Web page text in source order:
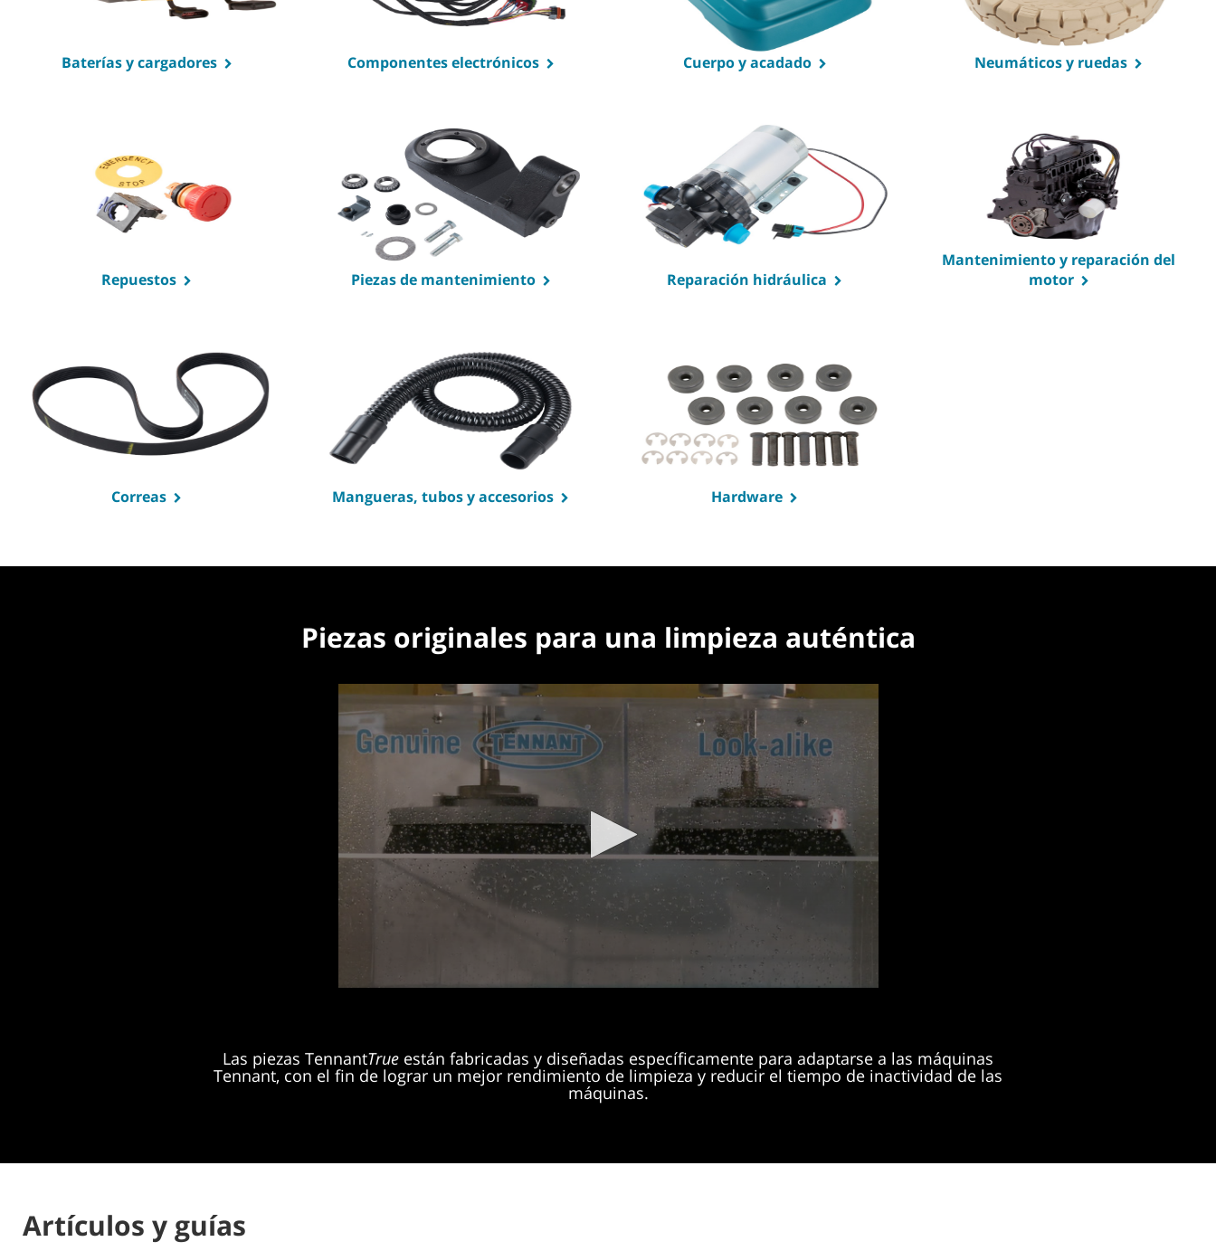
Baterías y cargadores Componentes electrónicos Cuerpo y acadado Neumáticos y ruedas
Repuestos Piezas de mantenimiento Reparación hidráulica
Mantenimiento y reparación del
motor
Correas Mangueras, tubos y accesorios Hardware
Piezas originales para una limpieza auténtica
Las piezas TennantTrue están fabricadas y diseñadas específicamente para adaptarse a las máquinas
Tennant, con el fin de lograr un mejor rendimiento de limpieza y reducir el tiempo de inactividad de las
máquinas.
Artículos y guías